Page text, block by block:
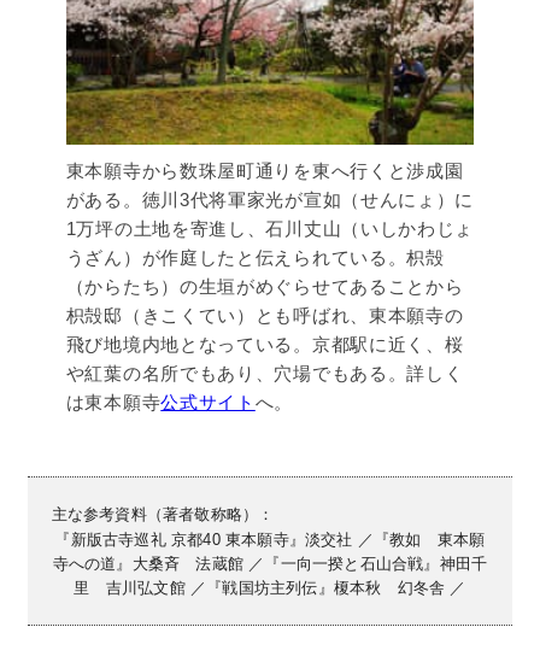
東本願寺から数珠屋町通りを東へ行くと渉成園
がある。徳川3代将軍家光が宣如（せんにょ）に
1万坪の土地を寄進し、石川丈山（いしかわじょ
うざん）が作庭したと伝えられている。枳殻
（からたち）の生垣がめぐらせてあることから
枳殻邸（きこくてい）とも呼ばれ、東本願寺の
飛び地境内地となっている。京都駅に近く、桜
や紅葉の名所でもあり、穴場でもある。詳しく
は東本願寺公式サイト へ。
主な参考資料（著者敬称略）：
『新版古寺巡礼 京都40 東本願寺』淡交社 ／『教如 東本願
寺への道』大桑斉 法蔵館 ／『一向一揆と石山合戦』神田千
里 吉川弘文館 ／『戦国坊主列伝』榎本秋 幻冬舎 ／